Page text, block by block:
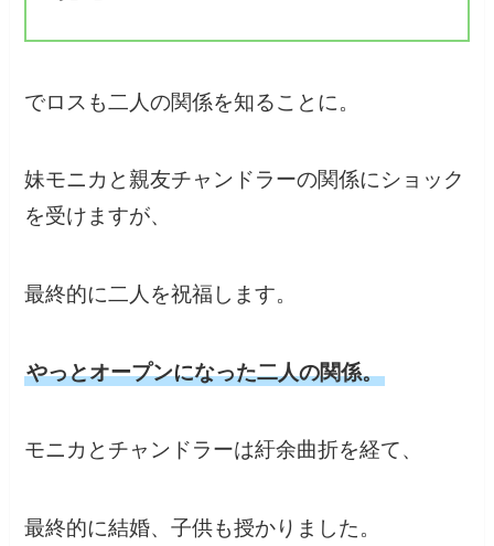
でロスも二人の関係を知ることに。
妹モニカと親友チャンドラーの関係にショック
を受けますが、
最終的に二人を祝福します。
やっとオープンになった二人の関係。
モニカとチャンドラーは紆余曲折を経て、
最終的に結婚、子供も授かりました。